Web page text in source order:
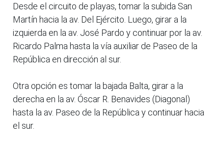
Desde el circuito de playas, tomar la subida San
Martín hacia la av. Del Ejército. Luego, girar a la
izquierda en la av. José Pardo y continuar por la av.
Ricardo Palma hasta la vía auxiliar de Paseo de la
República en dirección al sur.
Otra opción es tomar la bajada Balta, girar a la
derecha en la av. Óscar R. Benavides (Diagonal)
hasta la av. Paseo de la República y continuar hacia
el sur.